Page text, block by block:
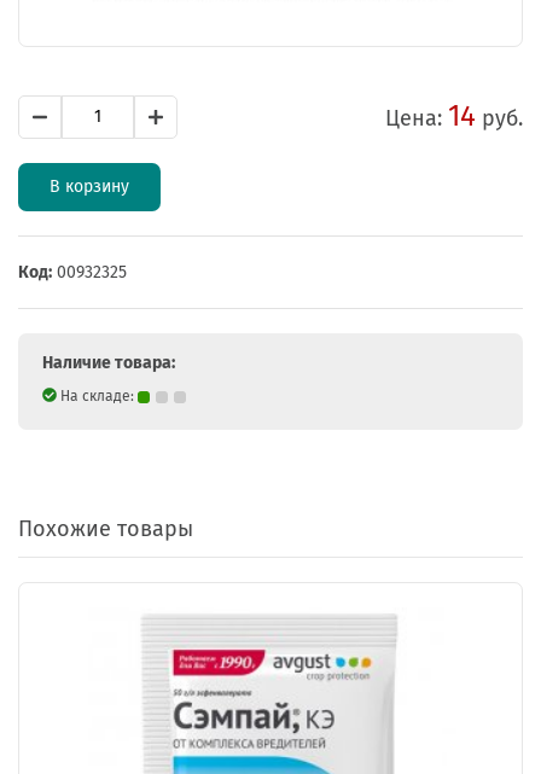
Цена: 14 руб.
В корзину
Код: 00932325
Наличие товара:
На складе:
Похожие товары